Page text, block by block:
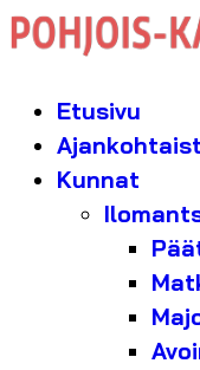
Etusivu
Kunnat